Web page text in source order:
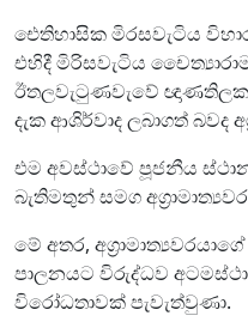
ඓතිහාසික මිරසවැටිය
එහිදී මිරිසවැටිය
ඊතලවැටුණවැවේ
දැක ආශිර්වාද ලබාගත් බවද
එම අවස්ථාවේ පූජනීය
බැතිමතුන් සමග
මේ අතර,
පාලනයට විරුද්ධව
විරෝධතාවක් පැවැත්වුණා.